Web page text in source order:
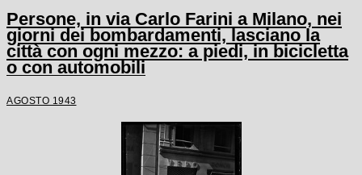
Persone, in via Carlo Farini a Milano, nei
giorni dei bombardamenti, lasciano la
città con ogni mezzo: a piedi, in bicicletta
o con automobili
AGOSTO 1943